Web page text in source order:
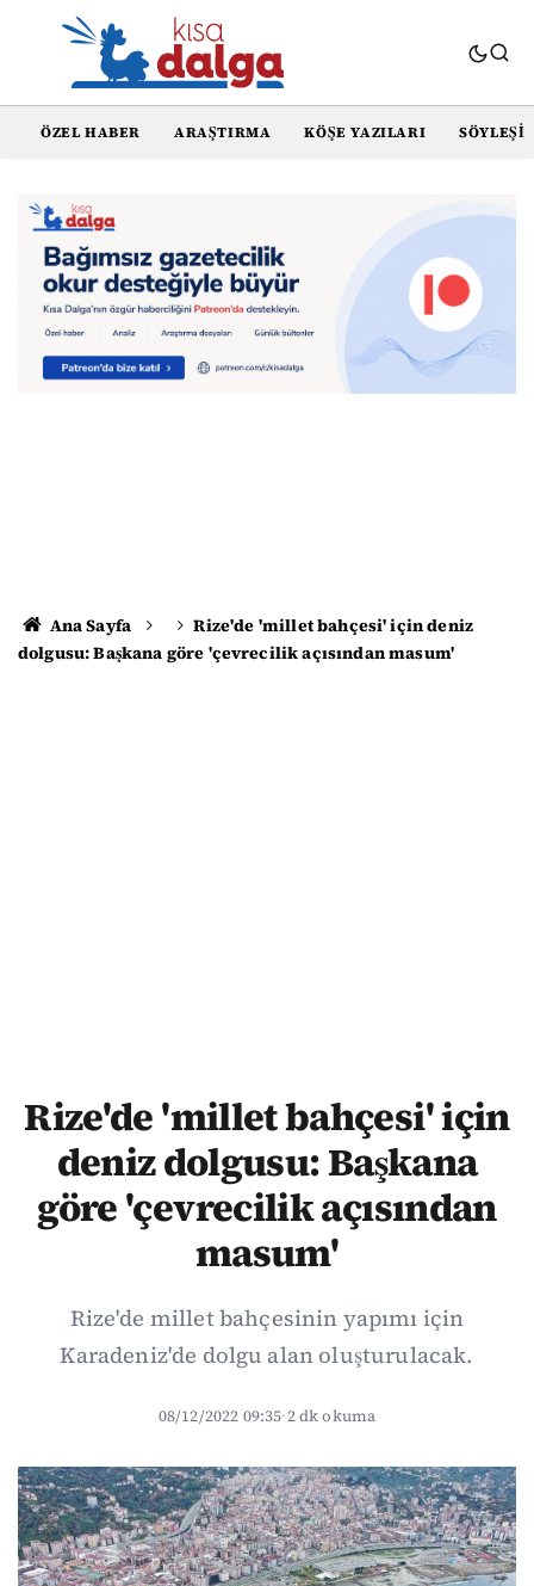
ÖZEL HABER ARAŞTIRMA KÖŞE YAZILARI SÖYLEŞI
Ana Sayfa
Rize'de 'millet bahçesi' için deniz
dolgusu: Başkana göre 'çevrecilik açısından masum'
Rize'de 'millet bahçesi' için
deniz dolgusu: Başkana
göre 'çevrecilik açısından
masum'
Rize'de millet bahçesinin yapımı için
Karadeniz'de dolgu alan oluşturulacak.
08/12/2022 09:35·2 dk okuma